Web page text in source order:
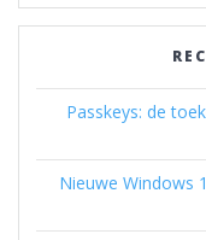
Passkeys: de
Nieuwe Windows